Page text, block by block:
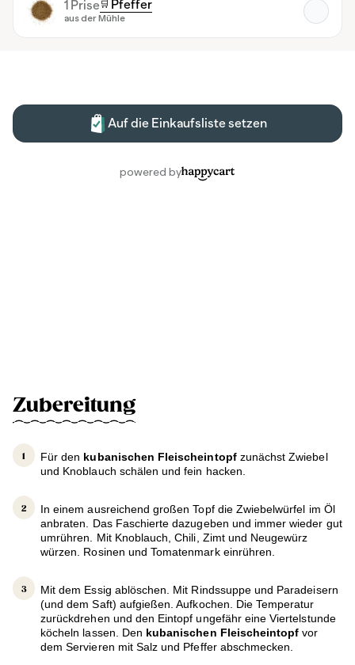
Zubereitung
Für den kubanischen Fleischeintopf zunächst Zwiebel
und Knoblauch schälen und fein hacken.
In einem ausreichend großen Topf die Zwiebelwürfel im Öl
anbraten. Das Faschierte dazugeben und immer wieder gut
umrühren. Mit Knoblauch, Chili, Zimt und Neugewürz
würzen. Rosinen und Tomatenmark einrühren.
Mit dem Essig ablöschen. Mit Rindssuppe und Paradeisern
(und dem Saft) aufgießen. Aufkochen. Die Temperatur
zurückdrehen und den Eintopf ungefähr eine Viertelstunde
köcheln lassen. Den kubanischen Fleischeintopfvor
dem Servieren mit Salz und Pfeffer abschmecken.